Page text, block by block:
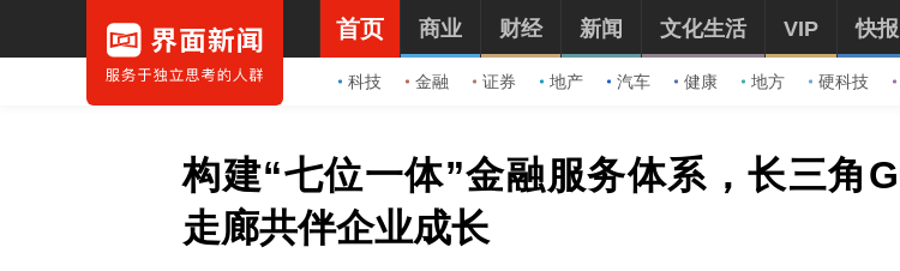
首页
科技 金融 证券 地产 汽车 健康 地方 硬科技
商业 财经 新闻 文化生活 VIP 快报
构建“七位一体”金融服务体系，长三角
走廊共伴企业成长